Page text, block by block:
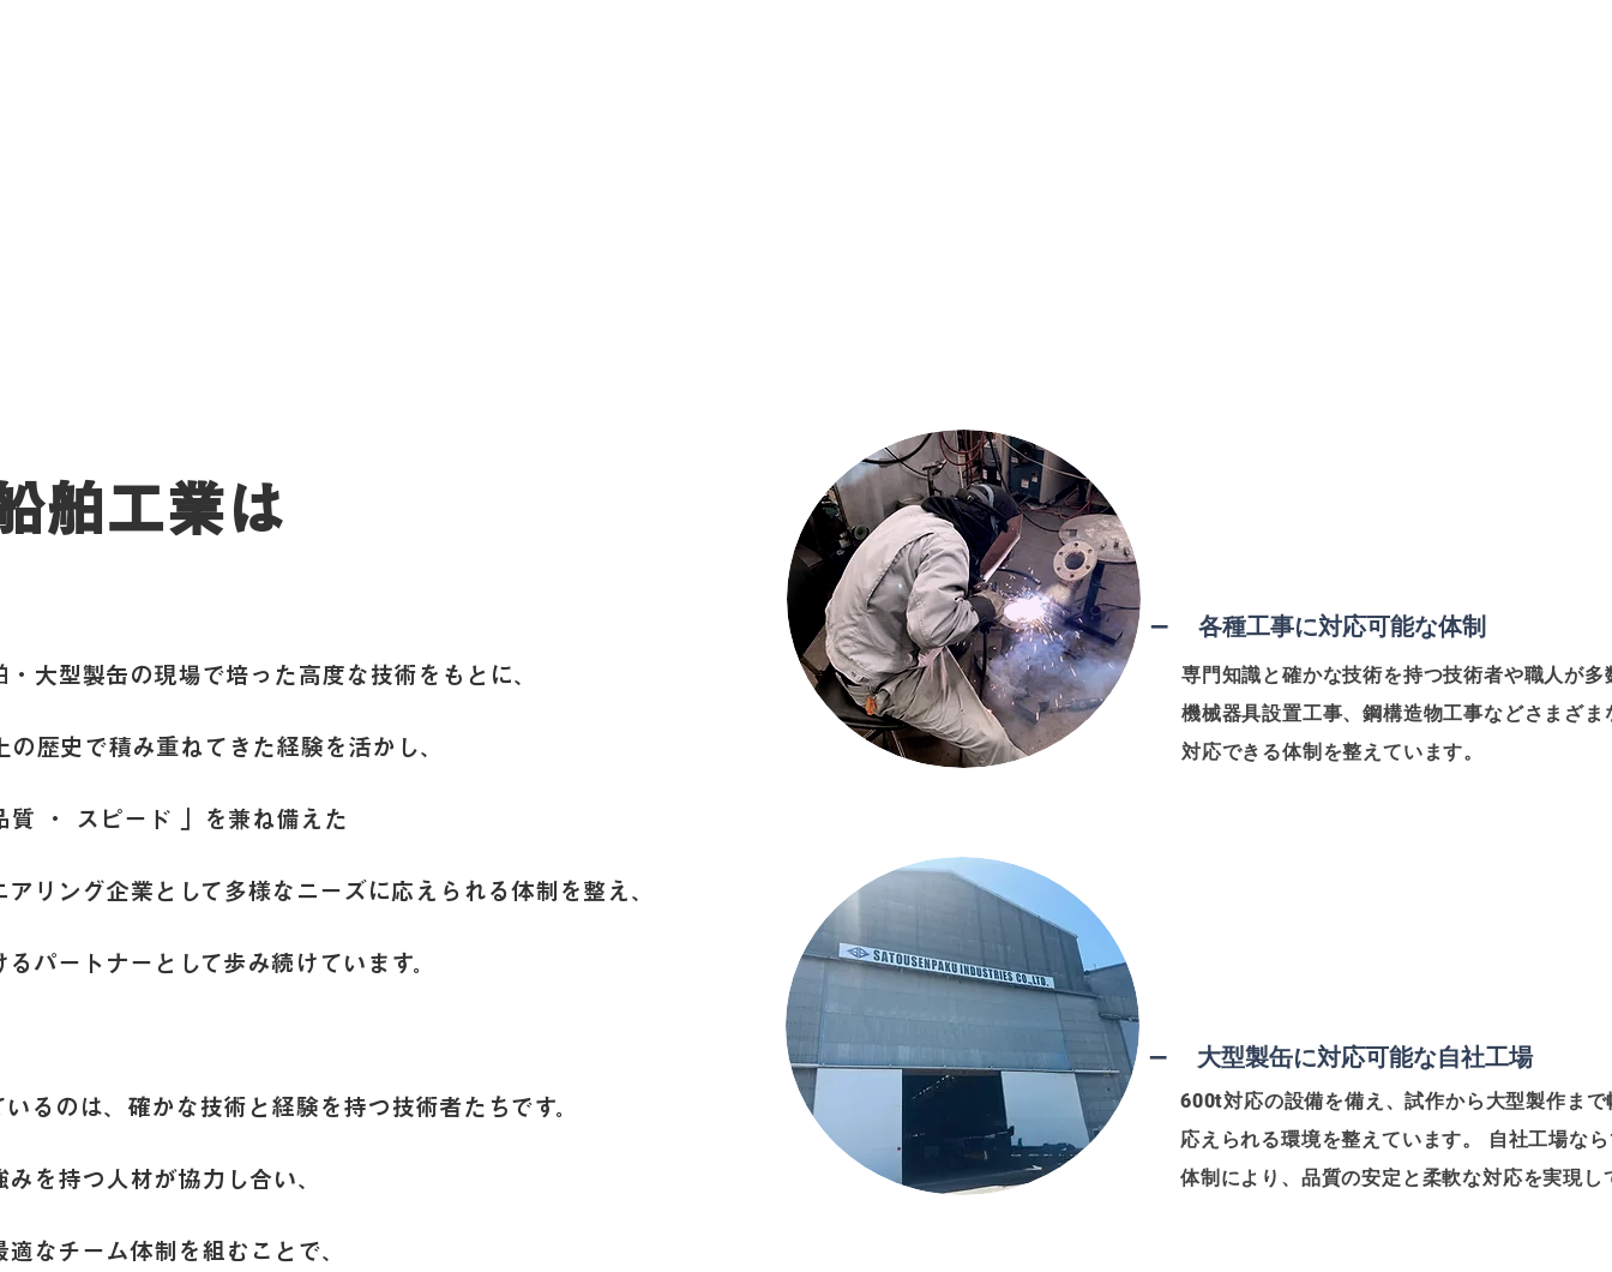
舶工業は
大型製缶の現場で培った高度な技術をもとに、
の歴史で積み重ねてきた経験を活かし、
質 ・ スピード 」を兼ね備えた
リング企業として多様なニーズに応えられる体制を整え、
パートナーとして歩み続けています。
るのは、確かな技術と経験を持つ技術者たちです。
を持つ人材が協力し合い、
なチーム体制を組むことで、
​ — 各種工事に対応可能な体制
専門知識と確かな技術を持つ技術者や職人が多
機械器具設置工事、鋼構造物工事などさまざま
対応できる体制を整えています。
​ — 大型製缶に対応可能な自社工場
600t対応の設備を備え、試作から大型製作ま
応えられる環境を整えています。 自社工場な
体制により、品質の安定と柔軟な対応を実現し